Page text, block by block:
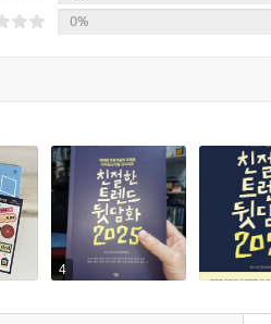
5년간 축적한 데이터를 기반으로 ‘쿨
0%
4